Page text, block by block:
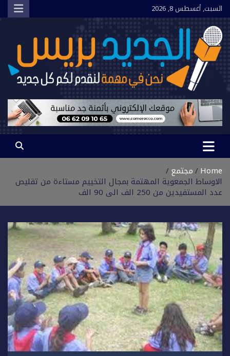
Skip
to
content
السبت, أغسطس 8, 2026
الجديد بريس
نحن في مهمة لنقدم لكم كل جديد
Home مجتمع
الاوساط الجمعوية المهتمة بمجال التخييم مستاءة من تقليص
عدد المستفيدين من 250 الف الى 90 الف